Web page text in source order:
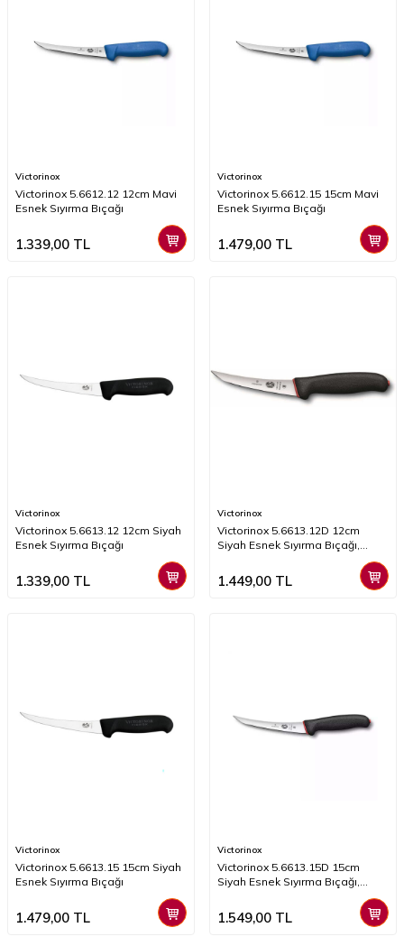
Victorinox
Victorinox 5.6612.12 12cm Mavi
Esnek Sıyırma Bıçağı
1.339,00 TL
Victorinox
Victorinox 5.6612.15 15cm Mavi
Esnek Sıyırma Bıçağı
1.479,00 TL
Victorinox
Victorinox 5.6613.12 12cm Siyah
Esnek Sıyırma Bıçağı
1.339,00 TL
Victorinox
​​​​​Victorinox 5.6613.12D 12cm
Siyah Esnek Sıyırma Bıçağı,
1.449,00 TL
Victorinox
Victorinox 5.6613.15 15cm Siyah
Esnek Sıyırma Bıçağı
1.479,00 TL
Victorinox
​​​​Victorinox 5.6613.15D 15cm
Siyah Esnek Sıyırma Bıçağı,
1.549,00 TL